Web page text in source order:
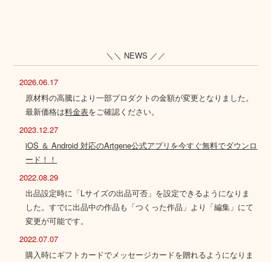
＼＼ NEWS ／／
2026.06.17
原材料の高騰により一部プロダクトの金額が変更となりました。
最新価格は料金表をご確認ください。
2023.12.27
iOS ＆ Android 対応のArtgene公式アプリを今すぐ無料でダウンロ
ード！！
2022.08.29
出品設定時に「Lサイズの出品可否」を設定できるようになりま
した。すでに出品中の作品も「つくった作品」より「編集」にて
変更が可能です。
2022.07.07
購入時にギフトカードでメッセージカードを贈れるようになりま